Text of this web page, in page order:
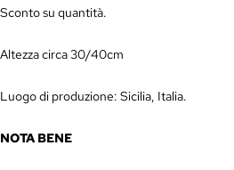
Sconto su quantità.
Altezza circa 30/40cm
Luogo di produzione: Sicilia, Italia.
NOTA BENE